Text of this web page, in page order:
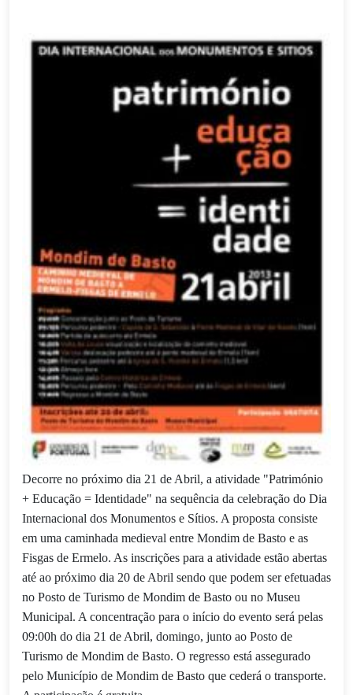
Decorre no próximo dia 21 de Abril, a atividade "Património
+ Educação = Identidade" na sequência da celebração do Dia
Internacional dos Monumentos e Sítios. A proposta consiste
em uma caminhada medieval entre Mondim de Basto e as
Fisgas de Ermelo. As inscrições para a atividade estão abertas
até ao próximo dia 20 de Abril sendo que podem ser efetuadas
no Posto de Turismo de Mondim de Basto ou no Museu
Municipal. A concentração para o início do evento será pelas
09:00h do dia 21 de Abril, domingo, junto ao Posto de
Turismo de Mondim de Basto. O regresso está assegurado
pelo Município de Mondim de Basto que cederá o transporte.